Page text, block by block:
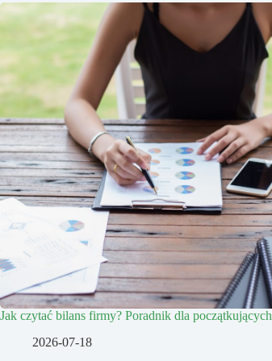
Jak czytać bilans firmy? Poradnik dla początkujących
2026-07-18